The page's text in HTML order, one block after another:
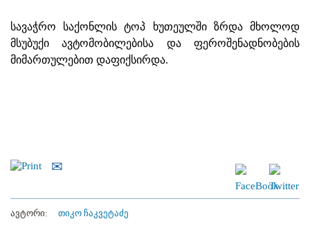
სავაჭრო საქონლის ტოპ ხუთეულში ზრდა მხოლოდ
მსუბუქი ავტომობილებისა და ფეროშენადნობების
მიმართულებით დაფიქსირდა.
ავტორი: თიკო ჩაკვეტაძე